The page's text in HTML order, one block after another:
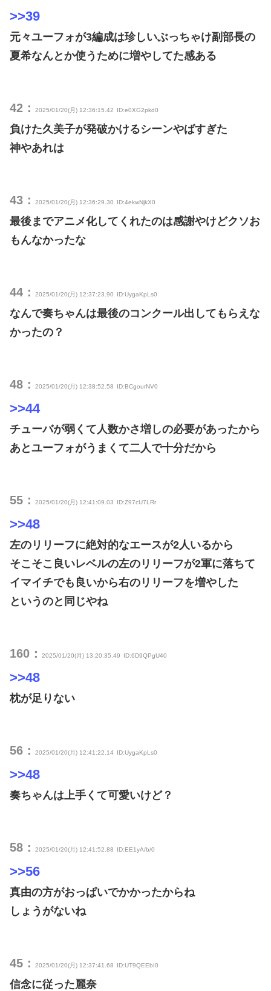
>>39
元々ユーフォが3編成は珍しいぶっちゃけ副部長の
夏希なんとか使うために増やしてた感ある
42： 2025/01/20(月) 12:36:15.42 ID:e0XG2pkd0
負けた久美子が発破かけるシーンやばすぎた
神やあれは
43： 2025/01/20(月) 12:36:29.30 ID:4ekwNjkX0
最後までアニメ化してくれたのは感謝やけどクソお
もんなかったな
44： 2025/01/20(月) 12:37:23.90 ID:UygaKpLs0
なんで奏ちゃんは最後のコンクール出してもらえな
かったの？
48： 2025/01/20(月) 12:38:52.58 ID:BCgourNV0
>>44
チューバが弱くて人数かさ増しの必要があったから
あとユーフォがうまくて二人で十分だから
55： 2025/01/20(月) 12:41:09.03 ID:Z97cU7LRr
>>48
左のリリーフに絶対的なエースが2人いるから
そこそこ良いレベルの左のリリーフが2軍に落ちて
イマイチでも良いから右のリリーフを増やした
というのと同じやね
160： 2025/01/20(月) 13:20:35.49 ID:6D9QPgU40
>>48
枕が足りない
56： 2025/01/20(月) 12:41:22.14 ID:UygaKpLs0
>>48
奏ちゃんは上手くて可愛いけど？
58： 2025/01/20(月) 12:41:52.88 ID:EE1yA/b/0
>>56
真由の方がおっぱいでかかったからね
しょうがないね
45： 2025/01/20(月) 12:37:41.68 ID:UT9QEEbI0
信念に従った麗奈